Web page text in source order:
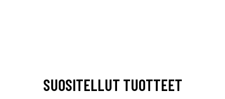
SUOSITELLUT TUOTTEET